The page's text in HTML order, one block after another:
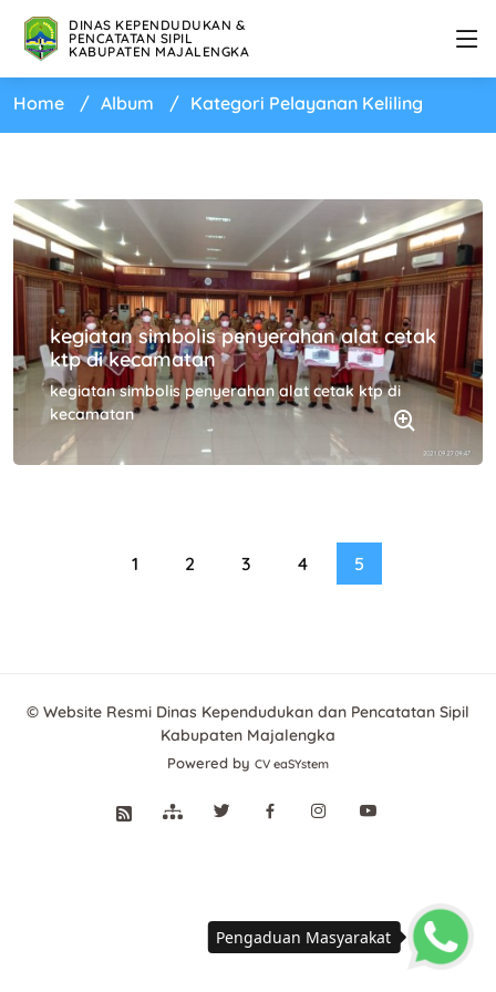
DINAS KEPENDUDUKAN &
PENCATATAN SIPIL
KABUPATEN MAJALENGKA
Home Album Kategori Pelayanan Keliling
kegiatan simbolis penyerahan alat cetak
ktp di kecamatan
kegiatan simbolis penyerahan alat cetak ktp di
kecamatan
1 2 3 4 5
© Website Resmi Dinas Kependudukan dan Pencatatan Sipil
Kabupaten Majalengka
Powered by CV eaSYstem
Pengaduan Masyarakat